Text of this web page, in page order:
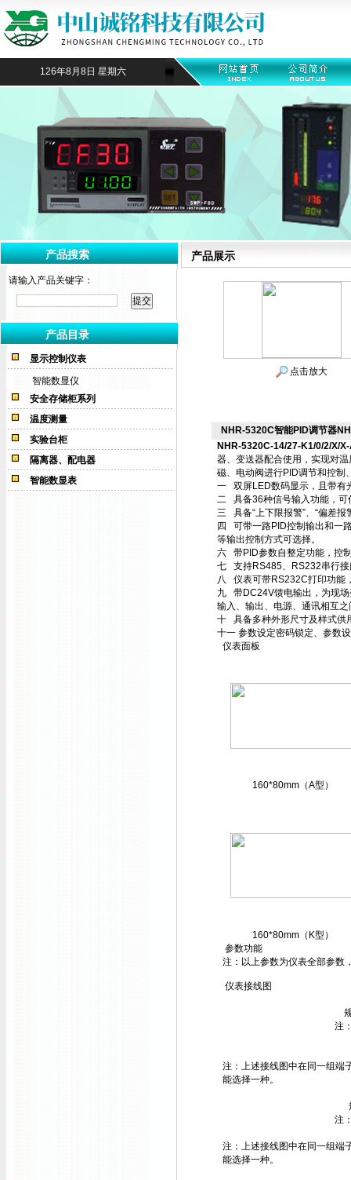
126年8月8日 星期六
产品搜索
请输入产品关键字：
产品目录
显示控制仪表
智能数显仪
安全存储柜系列
温度测量
实验台柜
隔离器、配电器
智能数显表
产品展示
点击放大
NHR-5320C智能PID调节器
NHR-5320C-14/27-K1/0/2/X/
器、变送器配合使用，实现对
磁、电动阀进行PID调节和控制
一 双屏LED数码显示，且带有
二 具备36种信号输入功能，可
三 具备“上下限报警”、“偏差报
四 可带一路PID控制输出和一
等输出控制方式可选择。
六 带PID参数自整定功能，控
七 支持RS485、RS232串行接
八 仪表可带RS232C打印功能
九 带DC24V馈电输出，为现场
输入、输出、电源、通讯相互
十 具备多种外形尺寸及样式供
十一 参数设定密码锁定、参数
仪表面板
160*80mm（A型）
160*80mm（K型）
参数功能
注：以上参数为仪表全部参数
仪表接线图
注
注：上述接线图中在同一组端
能选择一种。
注
注：上述接线图中在同一组端
能选择一种。